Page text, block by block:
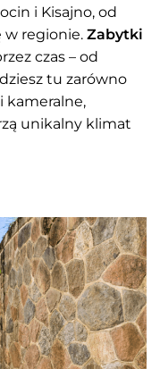
i Kisajno, od
w regionie. Zabytki
czas – od
tu zarówno
kameralne,
unikalny klimat